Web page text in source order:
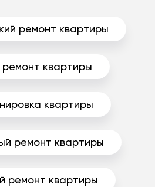
ремонт квартиры
квартиры
квартиры
ремонт квартиры
ремонт квартиры